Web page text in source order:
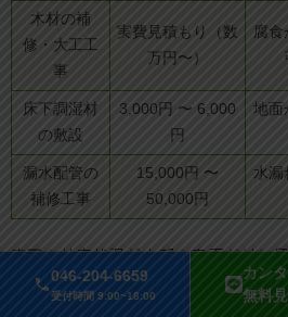
046-204-6659
受付時間 9:00~18:00
カン
無料
木材の補
修・大工工
事
実費見積もり（数
万円〜）
腐
床下調湿材
の敷設
3,000円 〜 6,000
円
地面
漏水配管の
補修工事
15,000円 〜
50,000円
水漏
床下の被害状況が木部の表面だけに
あれば、15坪前後の一般的な住宅で
後が全体の費用相場となります。し